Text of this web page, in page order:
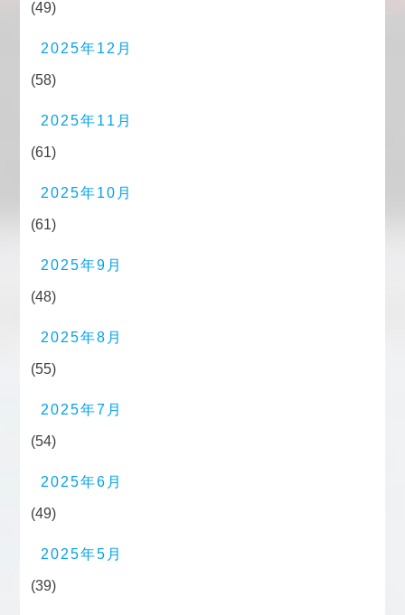
(49)
2025年12月
(58)
2025年11月
(61)
2025年10月
(61)
2025年9月
(48)
2025年8月
(55)
2025年7月
(54)
2025年6月
(49)
2025年5月
(39)